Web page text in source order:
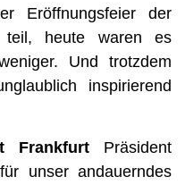
Eröffnungsfeier der
teil, heute waren es
Und trotzdem
inspirierend
Frankfurt Präsident
unser andauerndes